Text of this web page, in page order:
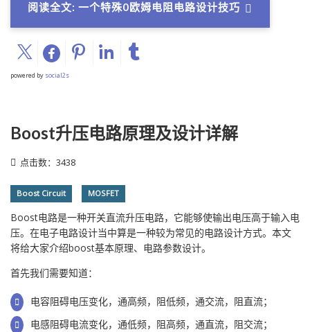
阅读全文: 一个特殊0欧姆电阻电路设计技巧
powered by social2s
Boost升压电路原理及设计详解
点击数：3438
Boost Circuit MOSFET
Boost电路是一种开关直流升压电路，它能够使输出电压高于输入电
压。在电子电路设计当中算是一种较为常见的电路设计方式。本文
将给大家介绍boost基本原理、电路参数设计。
首先我们需要知道：
电容阻碍电压变化，通高频，阻低频，通交流，阻直流；
电感阻碍电流变化，通低频，阻高频，通直流，阻交流；